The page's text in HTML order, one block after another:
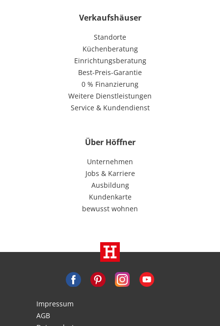
Verkaufshäuser
Standorte
Küchenberatung
Einrichtungsberatung
Best-Preis-Garantie
0 % Finanzierung
Weitere Dienstleistungen
Service & Kundendienst
Über Höffner
Unternehmen
Jobs & Karriere
Ausbildung
Kundenkarte
bewusst wohnen
Impressum
AGB